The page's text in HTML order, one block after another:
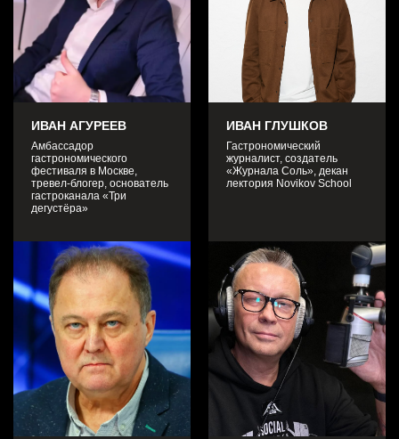
ИВАН АГУРЕЕВ
Амбассадор
гастрономического
фестиваля в Москве,
тревел-блогер, основатель
гастроканала «Три
дегустёра»
ИВАН ГЛУШКОВ
Гастрономический
журналист, создатель
«Журнала Соль», декан
лектория Novikov School